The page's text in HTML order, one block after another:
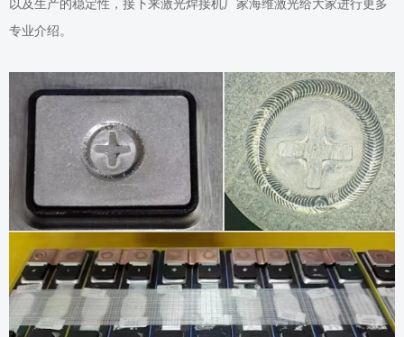
以及生产的稳定性 ，接下来激光焊接机厂家海维激光给大家进行更多
专业介绍。